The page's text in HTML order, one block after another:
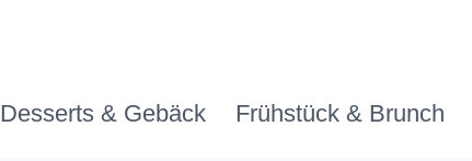
Desserts & Gebäck Frühstück & Brunch